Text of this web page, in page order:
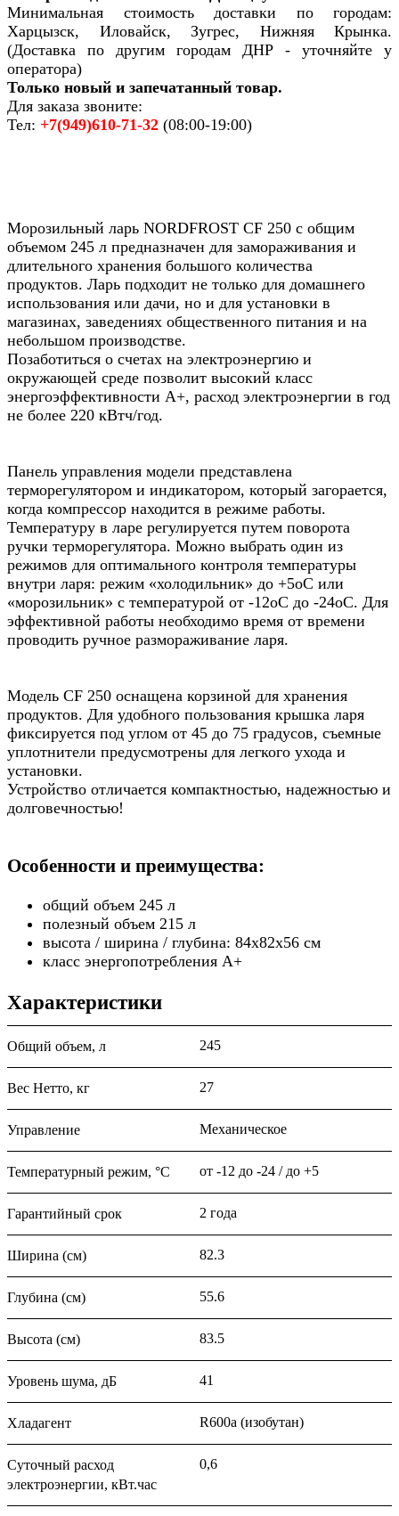
Минимальная стоимость доставки по городам:
Харцызск, Иловайск, Зугрес, Нижняя Крынка.
(Доставка по другим городам ДНР - уточняйте у
оператора)
Только новый и запечатанный товар.
Для заказа звоните:
Тел: +7(949)610-71-32 (08:00-19:00)
Морозильный ларь NORDFROST CF 250 с общим
объемом 245 л предназначен для замораживания и
длительного хранения большого количества
продуктов. Ларь подходит не только для домашнего
использования или дачи, но и для установки в
магазинах, заведениях общественного питания и на
небольшом производстве.
Позаботиться о счетах на электроэнергию и
окружающей среде позволит высокий класс
энергоэффективности А+, расход электроэнергии в год
не более 220 кВтч/год.
Панель управления модели представлена
терморегулятором и индикатором, который загорается,
когда компрессор находится в режиме работы.
Температуру в ларе регулируется путем поворота
ручки терморегулятора. Можно выбрать один из
режимов для оптимального контроля температуры
внутри ларя: режим «холодильник» до +5оС или
«морозильник» с температурой от -12оС до -24оС. Для
эффективной работы необходимо время от времени
проводить ручное размораживание ларя.
Модель CF 250 оснащена корзиной для хранения
продуктов. Для удобного пользования крышка ларя
фиксируется под углом от 45 до 75 градусов, съемные
уплотнители предусмотрены для легкого ухода и
установки.
Устройство отличается компактностью, надежностью и
долговечностью!
Особенности и преимущества:
общий объем 245 л
полезный объем 215 л
высота / ширина / глубина: 84х82х56 см
класс энергопотребления A+
Характеристики
Общий объем, л 245
Вес Нетто, кг 27
Управление Механическое
Температурный режим, °С от -12 до -24 / до +5
Гарантийный срок 2 года
Ширина (см) 82.3
Глубина (см) 55.6
Высота (см) 83.5
Уровень шума, дБ 41
Хладагент R600a (изобутан)
Суточный расход
электроэнергии, кВт.час
0,6